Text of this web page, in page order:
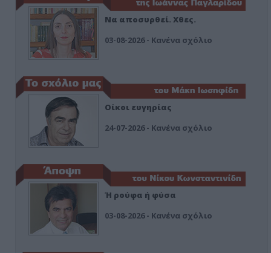
Να αποσυρθεί. Χθες.
03-08-2026 - Κανένα σχόλιο
Οίκοι ευγηρίας
24-07-2026 - Κανένα σχόλιο
Ή ρούφα ή φύσα
03-08-2026 - Κανένα σχόλιο